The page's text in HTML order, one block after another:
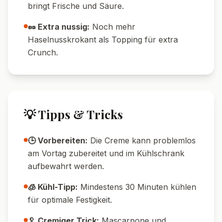
38g
Kohlenhydrate Fett
🔄 Variationen
Note 1–2 EL Amaretto (oder alkoholfreien
Mandelsirup) unter die Creme mischen.
Frischkäse durch vegane Alternativen
ersetzen, vegane Schlagcreme und vegane
Giotto-Alternativen verwenden.